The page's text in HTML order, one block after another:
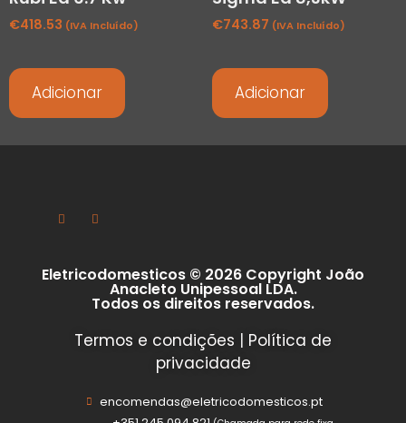
€418.53 (IVA Incluído)
Adicionar
€743.87 (IVA Incluído)
Adicionar
Eletricodomesticos © 2026 Copyright João
Anacleto Unipessoal LDA.
Todos os direitos reservados.
Termos e condições | Política de
privacidade
encomendas@eletricodomesticos.pt